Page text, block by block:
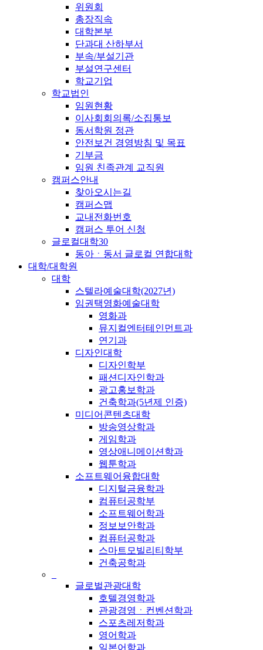
위원회
총장직속
대학본부
단과대 산하부서
부속/부설기관
부설연구센터
학교기업
학교법인
임원현황
이사회회의록/소집통보
동서학원 정관
안전보건 경영방침 및 목표
기부금
임원 친족관계 교직원
캠퍼스안내
찾아오시는길
캠퍼스맵
교내전화번호
캠퍼스 투어 신청
글로컬대학30
동아ㆍ동서 글로컬 연합대학
대학/대학원
대학
스텔라예술대학(2027년)
임권택영화예술대학
영화과
뮤지컬엔터테인먼트과
연기과
디자인대학
디자인학부
패션디자인학과
광고홍보학과
건축학과(5년제 인증)
미디어콘텐츠대학
방송영상학과
게임학과
영상애니메이션학과
웹툰학과
소프트웨어융합대학
디지털금융학과
컴퓨터공학부
소프트웨어학과
정보보안학과
컴퓨터공학과
스마트모빌리티학부
건축공학과
글로벌관광대학
호텔경영학과
관광경영ㆍ컨벤션학과
스포츠레저학과
영어학과
일본어학과